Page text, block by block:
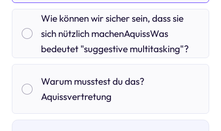
Wie können wir sicher sein, dass sie
sich nützlich machenAquissWas
bedeutet "suggestive multitasking"?
Warum musstest du das?
Aquissvertretung